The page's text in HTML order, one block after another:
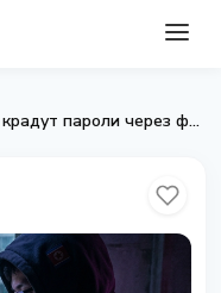
Lazarus "Mach-O Man": хакеры КНДР крадут пароли через фейковые Zoom-звонки